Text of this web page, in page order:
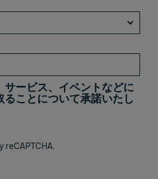
サービス、イベントなどに
ることについて承諾いたし